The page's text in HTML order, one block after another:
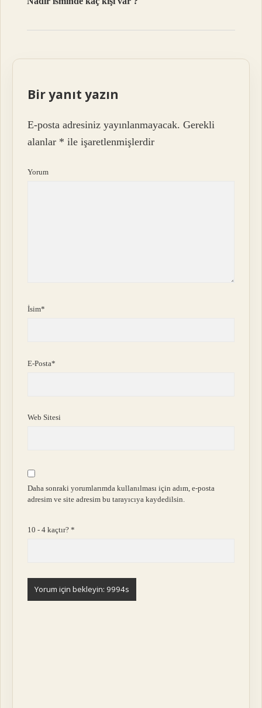
Bir yanıt yazın
E-posta adresiniz yayınlanmayacak. Gerekli
alanlar * ile işaretlenmişlerdir
Yorum
İsim*
E-Posta*
Web Sitesi
Daha sonraki yorumlarımda kullanılması için adım, e-posta
adresim ve site adresim bu tarayıcıya kaydedilsin.
10 - 4 kaçtır?*